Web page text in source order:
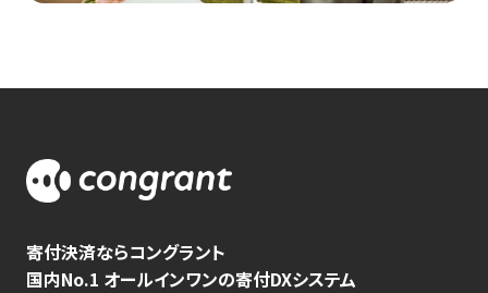
寄付決済ならコングラント
国内No.1 オールインワンの寄付DXシステム